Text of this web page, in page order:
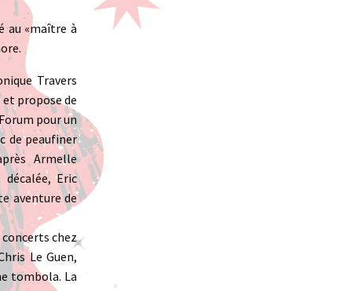
au «maître à
Travers
propose de
pour un
de peaufiner
Armelle
Eric
aventure de
chez
Le Guen,
tombola. La